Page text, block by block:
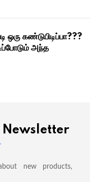
ஒரு கண்டுபிடிப்பா???
அந்த
Newsletter
new products,